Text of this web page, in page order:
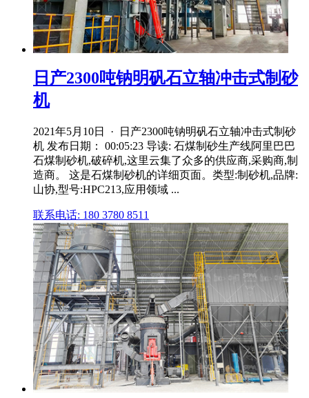
日产2300吨钠明矾石立轴冲击式制砂
机
2021年5月10日 · 日产2300吨钠明矾石立轴冲击式制砂
机 发布日期： 00:05:23 导读: 石煤制砂生产线阿里巴巴
石煤制砂机,破碎机,这里云集了众多的供应商,采购商,制
造商。 这是石煤制砂机的详细页面。类型:制砂机,品牌:
山协,型号:HPC213,应用领域 ...
联系电话: 180 3780 8511